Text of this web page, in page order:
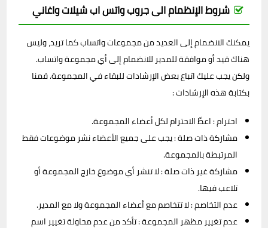
شروط الإنظمام الى جروب واتس اب شيلات واغاني
يمكنك الانضمام إلى العديد من مجموعات واتساب كما تريد، وليس
هناك قيد أو موافقة للمدير للانضمام إلى أي مجموعة واتساب.
ولكن يجب عليك اتباع بعض الإرشادات للبقاء في المجموعة. قمنا
بكتابة هذه الإرشادات :
احترام : اعطِّ الاحترام لكل أعضاء المجموعة.
مشاركة ذات صلة : يجب على جميع الأعضاء نشر موضوعات فقط
المرتبطة بالمجموعة.
مشاركة غير ذات صلة : لا تنشر أي موضوع خارج المجموعة أو
تلاعب فيها.
عدم التخاصم : لا تتخاصم مع أعضاء المجموعة ولا مع المدير.
عدم تغيير مظهر المجموعة : تأكد من عدم محاولة تغيير اسم